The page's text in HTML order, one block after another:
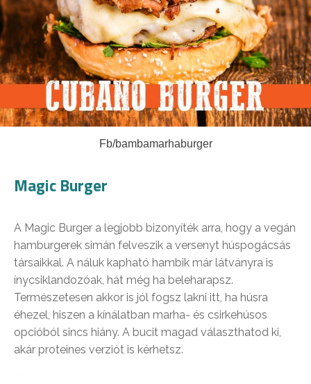
Fb/bambamarhaburger
Magic Burger
A Magic Burger a legjobb bizonyíték arra, hogy a vegán
hamburgerek simán felveszik a versenyt húspogácsás
társaikkal. A náluk kapható hambik már látványra is
ínycsiklandozóak, hát még ha beleharapsz.
Természetesen akkor is jól fogsz lakni itt, ha húsra
éhezel, hiszen a kínálatban marha- és csirkehúsos
opcióból sincs hiány. A bucit magad választhatod ki,
akár proteines verziót is kérhetsz.